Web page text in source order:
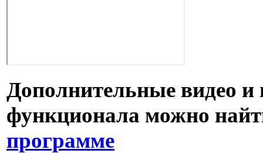
Дополнительные видео и
функционала можно
программе